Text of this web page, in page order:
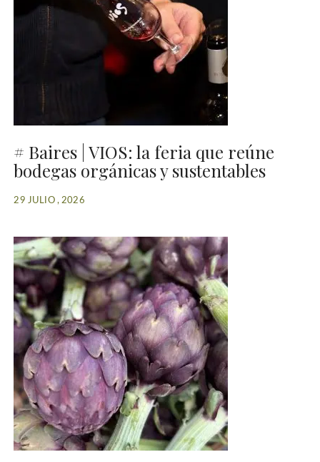
# Baires | VIOS: la feria que reúne
bodegas orgánicas y sustentables
29 JULIO , 2026